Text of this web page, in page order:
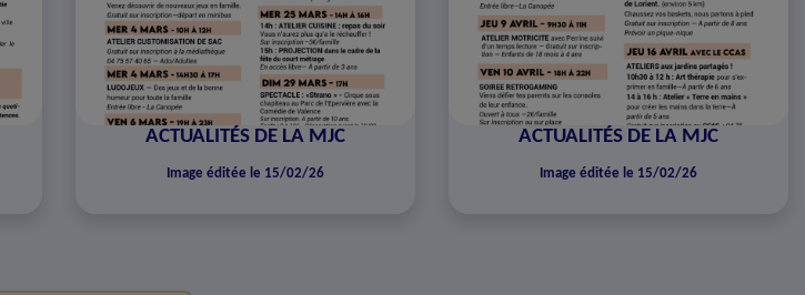
ACTUALITÉS DE LA MJC
Image éditée le 15/02/26
ACTUALITÉS DE LA MJC
Image éditée le 15/02/26